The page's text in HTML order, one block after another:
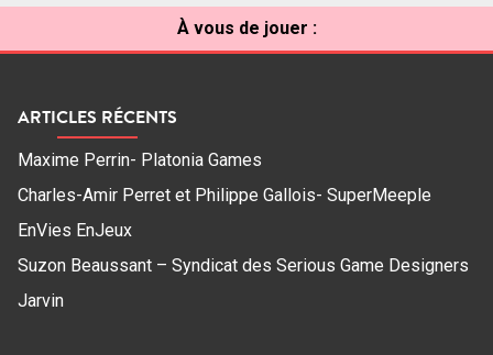
À vous de jouer :
ARTICLES RÉCENTS
Maxime Perrin- Platonia Games
Charles-Amir Perret et Philippe Gallois- SuperMeeple
EnVies EnJeux
Suzon Beaussant – Syndicat des Serious Game Designers
Jarvin